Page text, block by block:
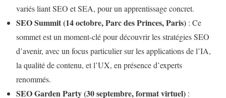
variés liant SEO et SEA, pour un apprentissage concret.
SEO Summit (14 octobre, Parc des Princes, Paris) : Ce
sommet est un moment-clé pour découvrir les stratégies SEO
d’avenir, avec un focus particulier sur les applications de l’IA,
la qualité de contenu, et l’UX, en présence d’experts
renommés.
SEO Garden Party (30 septembre, format virtuel) :